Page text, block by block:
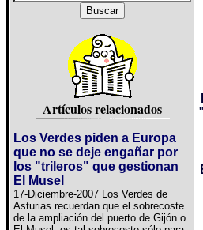
Artículos relacionados
Los Verdes piden a Europa
que no se deje engañar por
los "trileros" que gestionan
El Musel
17-Diciembre-2007 Los Verdes de
Asturias recuerdan que el sobrecoste
de la ampliación del puerto de Gijón o